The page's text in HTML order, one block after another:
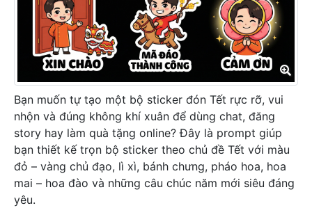
Bạn muốn tự tạo một bộ sticker đón Tết rực rỡ, vui
nhộn và đúng không khí xuân để dùng chat, đăng
story hay làm quà tặng online? Đây là prompt giúp
bạn thiết kế trọn bộ sticker theo chủ đề Tết với màu
đỏ – vàng chủ đạo, lì xì, bánh chưng, pháo hoa, hoa
mai – hoa đào và những câu chúc năm mới siêu đáng
yêu.